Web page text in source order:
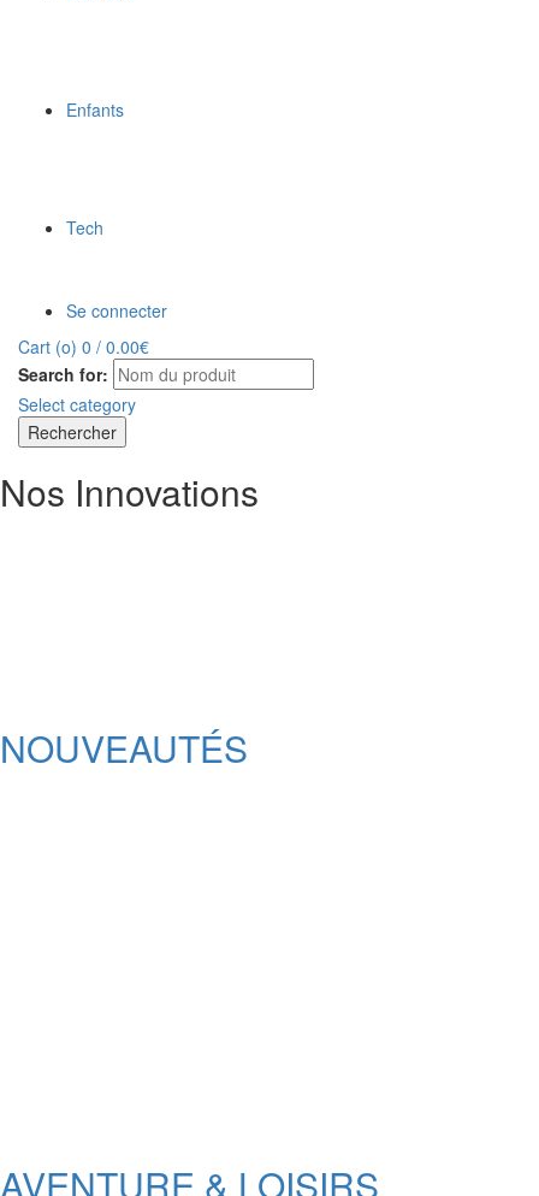
Enfants
Tech
Se connecter
Cart (o) 0 / 0.00€
Search for:
Select category
Rechercher
Nos Innovations
NOUVEAUTÉS
AVENTURE & LOISIRS